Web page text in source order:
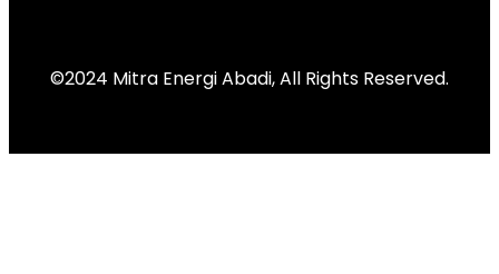
©2024 Mitra Energi Abadi, All Rights Reserved.